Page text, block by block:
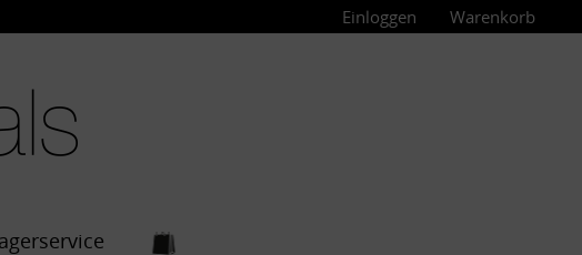
Einloggen Warenkorb